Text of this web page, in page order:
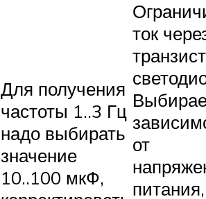
Для получения
частоты 1..3 Гц
надо выбирать
значение
10..100 мкФ,
ток
от